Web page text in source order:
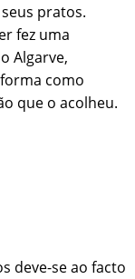
pratos.
fez uma
Algarve,
como
que o acolheu.
deve-se ao facto